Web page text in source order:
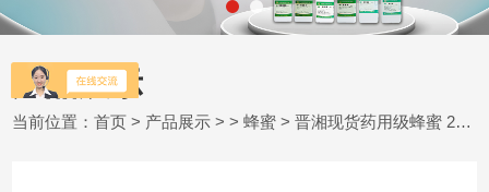
产品展示
当前位置：首页 > 产品展示 > >蜂蜜 > 晋湘现货药用级蜂蜜 25kg包装 CDE登记A